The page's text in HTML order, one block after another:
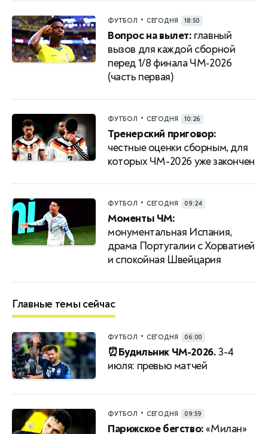
ФУТБОЛ • СЕГОДНЯ 18:50
Вопрос на вылет: главный
вызов для каждой сборной
перед 1/8 финала ЧМ‑2026
(часть первая)
ФУТБОЛ • СЕГОДНЯ 10:26
Тренерский приговор:
честные оценки сборным, для
которых ЧМ-2026 уже закончен
ФУТБОЛ • СЕГОДНЯ 09:24
Моменты ЧМ:
монументальная Испания,
драма Португалии с Хорватией
и спокойная Швейцария
Главные темы сейчас
ФУТБОЛ • СЕГОДНЯ 06:00
⏰Будильник ЧМ-2026.3-4
июля: превью матчей
ФУТБОЛ • СЕГОДНЯ 09:59
Парижское бегство:«Милан»